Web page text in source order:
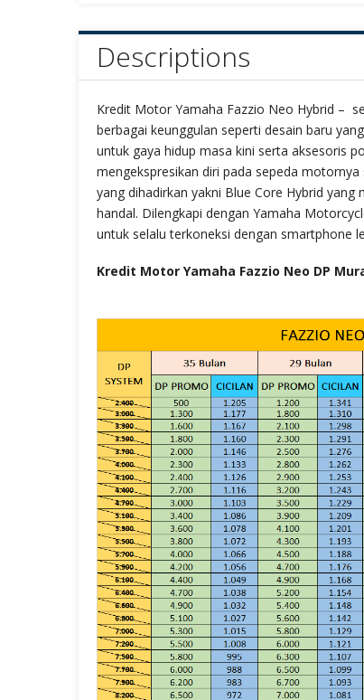
Descriptions
Kredit Motor Yamaha Fazzio Neo Hybrid –
berbagai keunggulan seperti desain baru
untuk gaya hidup masa kini serta aksesoris
mengekspresikan diri pada sepeda
yang dihadirkan yakni Blue Core Hybrid
handal. Dilengkapi dengan Yamaha
untuk selalu terkoneksi dengan smartphone
Kredit Motor Yamaha Fazzio Neo DP